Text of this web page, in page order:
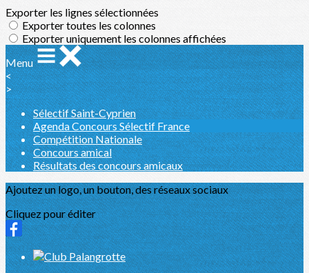
Exporter les lignes sélectionnées
Exporter toutes les colonnes
Exporter uniquement les colonnes affichées
Menu
<
>
Sélectif Saint-Cyprien
Agenda Concours Sélectif France
Compétition Nationale
Concours amical
Résultats des concours amicaux
Ajoutez un logo, un bouton, des réseaux sociaux
Cliquez pour éditer